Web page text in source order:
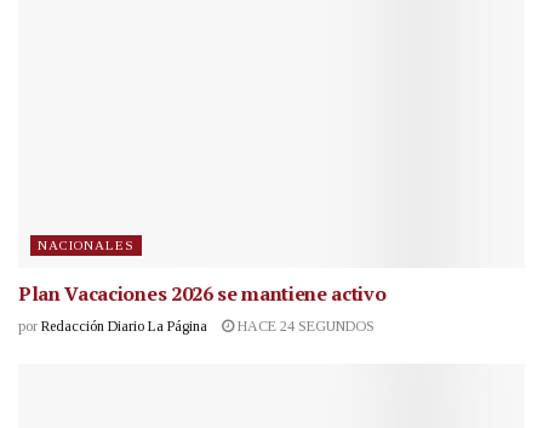
NACIONALES
Plan Vacaciones 2026 se mantiene activo
por Redacción Diario La Página HACE 24 SEGUNDOS